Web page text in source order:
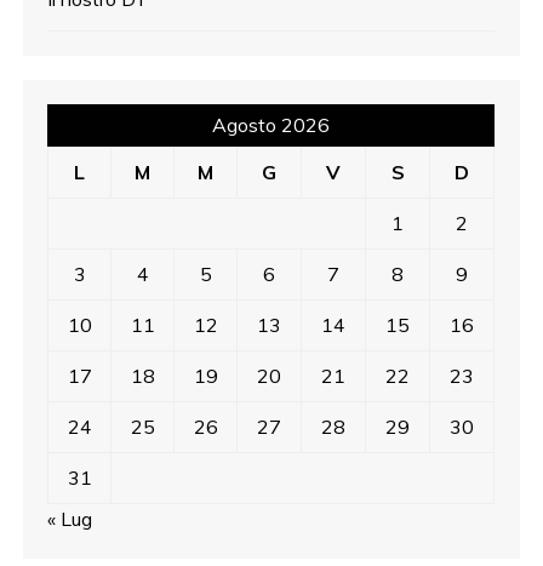
Agosto 2026
L
M M G V S D
1 2
3 4 5 6 7 8 9
10 11 12 13 14 15 16
17 18 19 20 21 22 23
24 25 26 27 28 29 30
31
« Lug